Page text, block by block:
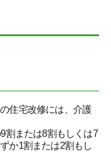
住宅改修には、介護
割または8割もしくは7
か1割または2割もし